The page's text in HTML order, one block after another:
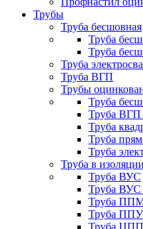
Трубы
Труба бесшовная
Труба
Труба
Труба
Труба ВГП
Трубы
Труба
Труба ВГП
Труба
Труба
Труба
Труба в изоляции
Труба ВУС
Труба
Труба
Труба ППУ
Труба ЦПП